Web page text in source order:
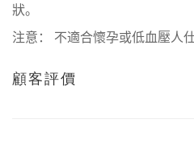
狀。
注意：
不適合懷孕或低血壓人仕
顧客評價